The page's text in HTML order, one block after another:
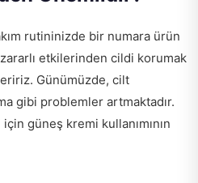
rutininizde bir numara ürün
zararlı etkilerinden cildi korumak
Günümüzde, cilt
gibi problemler artmaktadır.
güneş kremi kullanımının